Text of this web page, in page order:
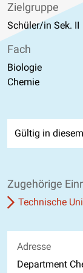
Zielgruppe
Schüler/in Sek. II
Fach
Biologie
Chemie
Gültig in
Zugehörige
Technische
Adresse
Department